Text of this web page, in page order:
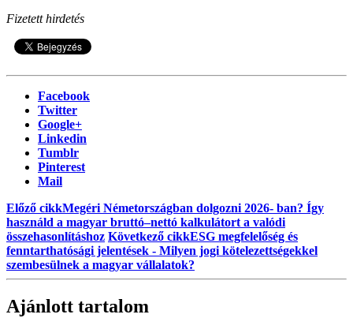
Fizetett hirdetés
Facebook
Twitter
Google+
Linkedin
Tumblr
Pinterest
Mail
Előző cikkMegéri Németországban dolgozni 2026- ban? Így
használd a magyar bruttó–nettó kalkulátort a valódi
összehasonlításhoz Következő cikkESG megfelelőség és
fenntarthatósági jelentések - Milyen jogi kötelezettségekkel
szembesülnek a magyar vállalatok?
Ajánlott tartalom